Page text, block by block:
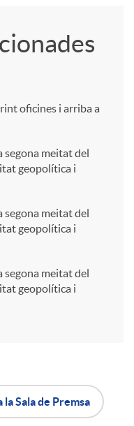
oficines i arriba a
segona meitat del
geopolítica i
segona meitat del
geopolítica i
segona meitat del
geopolítica i
Sala de Premsa